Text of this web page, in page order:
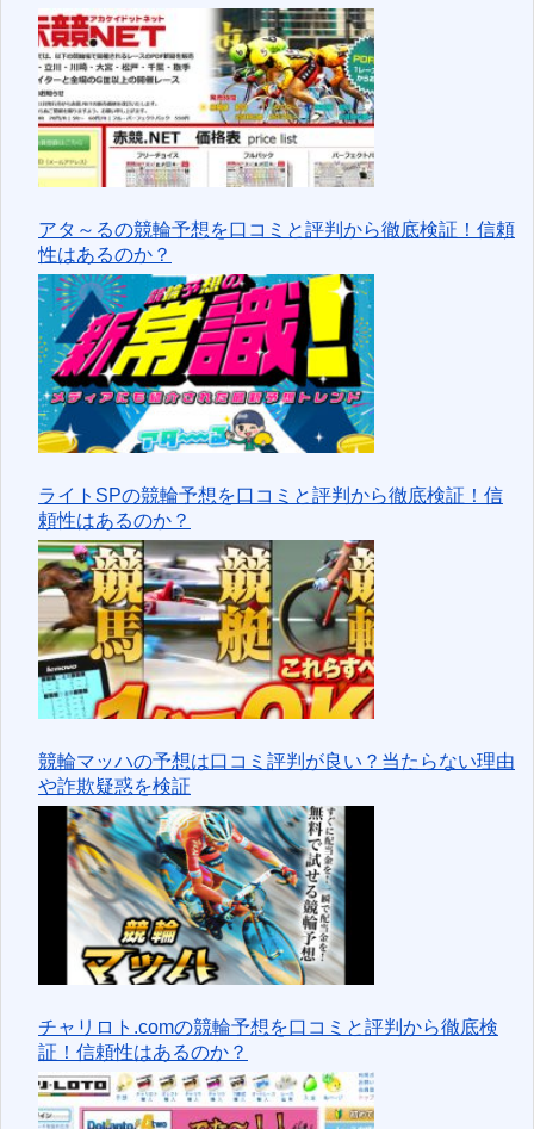
アタ～るの競輪予想を口コミと評判から徹底検証！信頼
性はあるのか？
ライトSPの競輪予想を口コミと評判から徹底検証！信
頼性はあるのか？
競輪マッハの予想は口コミ評判が良い？当たらない理由
や詐欺疑惑を検証
チャリロト.comの競輪予想を口コミと評判から徹底検
証！信頼性はあるのか？